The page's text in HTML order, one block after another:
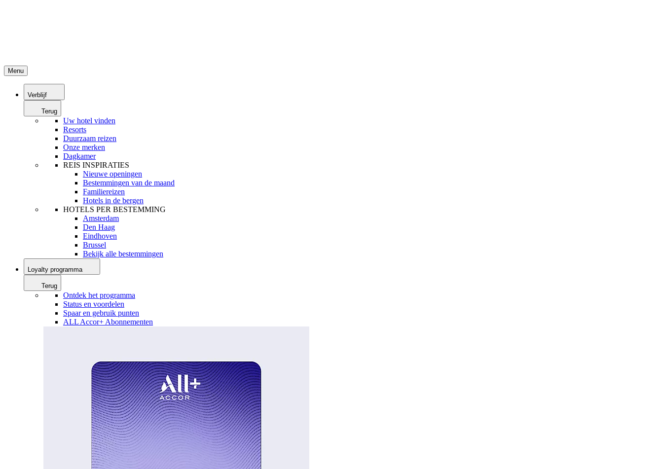
Menu
Verblijf
Terug
Uw hotel vinden
Resorts
Duurzaam reizen
Onze merken
Dagkamer
REIS INSPIRATIES
Nieuwe openingen
Bestemmingen van de maand
Familiereizen
Hotels in de bergen
HOTELS PER BESTEMMING
Amsterdam
Den Haag
Eindhoven
Brussel
Bekijk alle bestemmingen
Loyalty programma
Terug
Ontdek het programma
Status en voordelen
Spaar en gebruik punten
ALL Accor+ Abonnementen